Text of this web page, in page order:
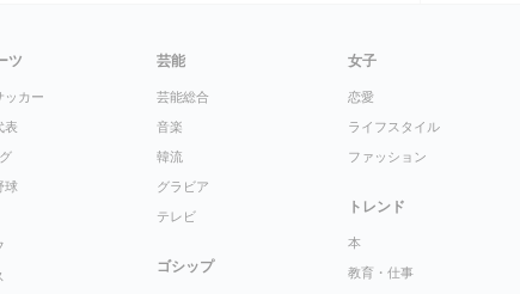
ツ
ッカー
表
球
芸能
芸能総合
音楽
韓流
グラビア
テレビ
ゴシップ
女子
恋愛
ライフスタイル
ファッション
トレンド
本
教育・仕事